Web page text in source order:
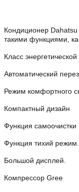
Кондиционер
такими функциями,
Класс
Автоматический
Режим комфортного
Компактный дизайн
Функция самоочистки
Функция тихий режим.
Большой дисплей.
Компрессор Gree